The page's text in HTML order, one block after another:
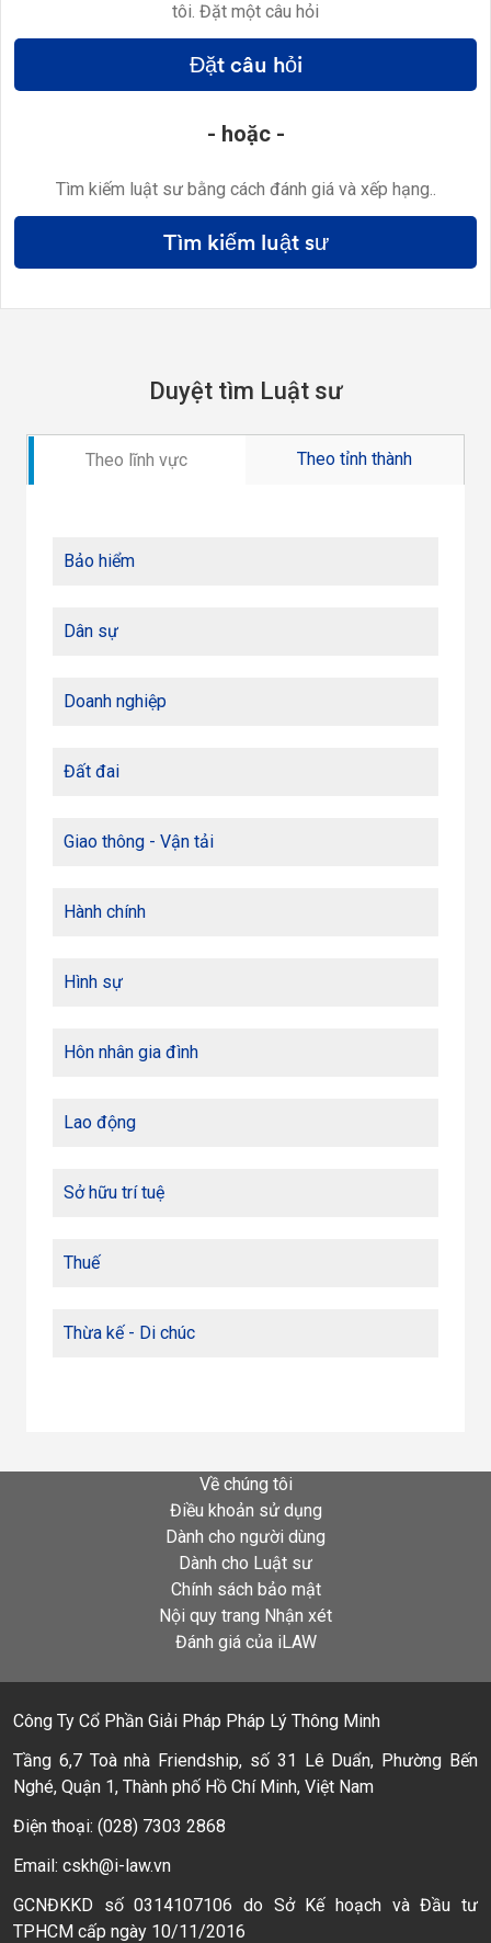
tôi. Đặt một câu hỏi
Đặt câu hỏi
- hoặc -
Tìm kiếm luật sư bằng cách đánh giá và xếp hạng..
Tìm kiếm luật sư
Duyệt tìm Luật sư
Theo lĩnh vực Theo tỉnh thành
Bảo hiểm
Dân sự
Doanh nghiệp
Đất đai
Giao thông - Vận tải
Hành chính
Hình sự
Hôn nhân gia đình
Lao động
Sở hữu trí tuệ
Thuế
Thừa kế - Di chúc
Về chúng tôi
Điều khoản sử dụng
Dành cho người dùng
Dành cho Luật sư
Chính sách bảo mật
Nội quy trang Nhận xét
Đánh giá của iLAW
Công Ty Cổ Phần Giải Pháp Pháp Lý Thông Minh
Tầng 6,7 Toà nhà Friendship, số 31 Lê Duẩn, Phường Bến
Nghé, Quận 1, Thành phố Hồ Chí Minh, Việt Nam
Điện thoại: (028) 7303 2868
Email: cskh@i-law.vn
GCNĐKKD số 0314107106 do Sở Kế hoạch và Đầu tư
TPHCM cấp ngày 10/11/2016